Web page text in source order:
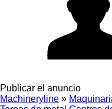
Publicar el anuncio
Machineryline »